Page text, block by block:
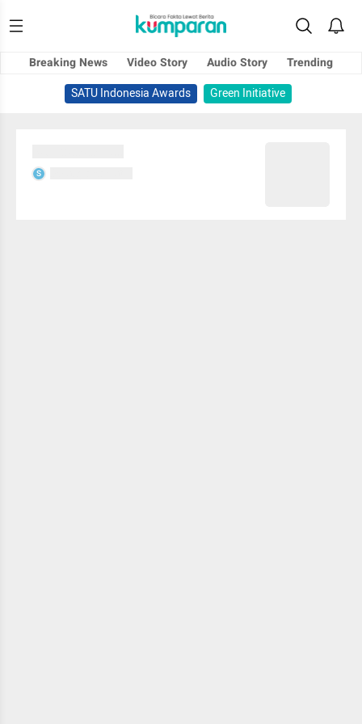
Breaking News Video Story Audio Story
Trending
SATU Indonesia Awards
Green Initiative
S